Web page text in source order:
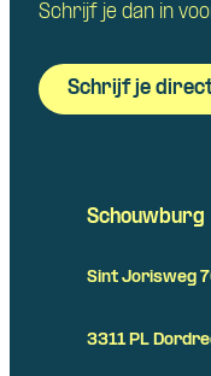
Schrijf je dan in
Schrijf je
Schouwburg
Sint Jorisweg
3311 PL